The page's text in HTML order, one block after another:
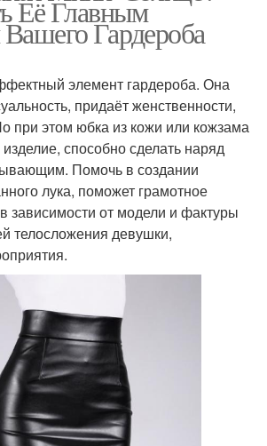
Её Главным
Гардероба
элемент гардероба. Она
придаёт женственности,
при этом юбка из кожи или кожзама
способно сделать наряд
Помочь в создании
лука, поможет грамотное
зависимости от модели и фактуры
телосложения девушки,